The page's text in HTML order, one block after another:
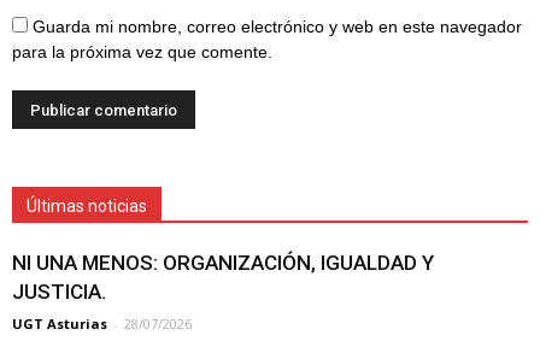
Guarda mi nombre, correo electrónico y web en este navegador
para la próxima vez que comente.
Últimas noticias
NI UNA MENOS: ORGANIZACIÓN, IGUALDAD Y
JUSTICIA.
UGT Asturias - 28/07/2026